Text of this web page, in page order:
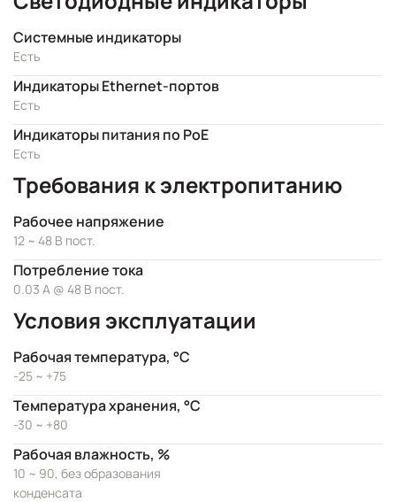
Системные индикаторы
Есть
Индикаторы Ethernet-портов
Есть
Индикаторы питания по PoE
Есть
Требования к электропитанию
Рабочее напряжение
12 ~ 48 В пост.
Потребление тока
0.03 А @ 48 В пост.
Условия эксплуатации
Рабочая температура, °C
-25 ~ +75
Температура хранения, °C
-30 ~ +80
Рабочая влажность, %
10 ~ 90, без образования
конденсата